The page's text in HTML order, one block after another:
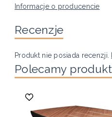
Informacje o producencie
Recenzje
Produkt nie posiada recenzji.
Polecamy